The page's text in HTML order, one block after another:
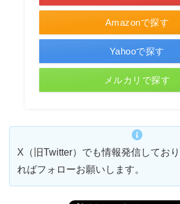
Amazonで探す
Yahooで探す
メルカリで探す
X（旧Twitter）でも情報発信してお
ればフォローお願いします。